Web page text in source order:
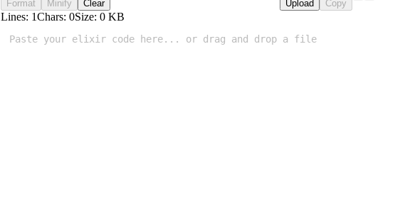
Format Minify Clear Upload Copy
Lines: 1Chars: 0Size: 0 KB